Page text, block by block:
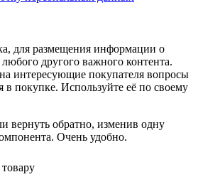
для размещения информации о
другого важного контента.
интересующие покупателя вопросы
в покупке. Используйте её по своему
вернуть обратно, изменив одну
Очень удобно.